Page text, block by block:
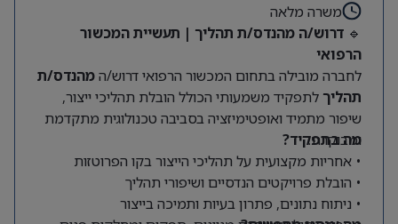
משרה מלאה
🔹 דרוש/ה מהנדס/ת תהליך | תעשיית המכשור
הרפואי
לחברה מובילה בתחום המכשור הרפואי דרוש/המהנדס/ת
תהליך לתפקיד משמעותי הכולל הובלת תהליכי ייצור,
שיפור מתמיד ואופטימיזציה בסביבה טכנולוגית מתקדמת
ומבוקרת.
מה בתפקיד?
• אחריות מקצועית על תהליכי הייצור בקו הפרוטזות
• הובלת פרויקטים הנדסיים ושיפורי תהליך
• ניתוח נתונים, פתרון בעיות ותמיכה בייצור